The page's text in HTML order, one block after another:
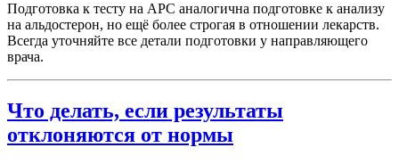
Подготовка к тесту на АРС аналогична подготовке к анализу
на альдостерон, но ещё более строгая в отношении лекарств.
Всегда уточняйте все детали подготовки у направляющего
врача.
Что делать, если результаты
отклоняются от нормы